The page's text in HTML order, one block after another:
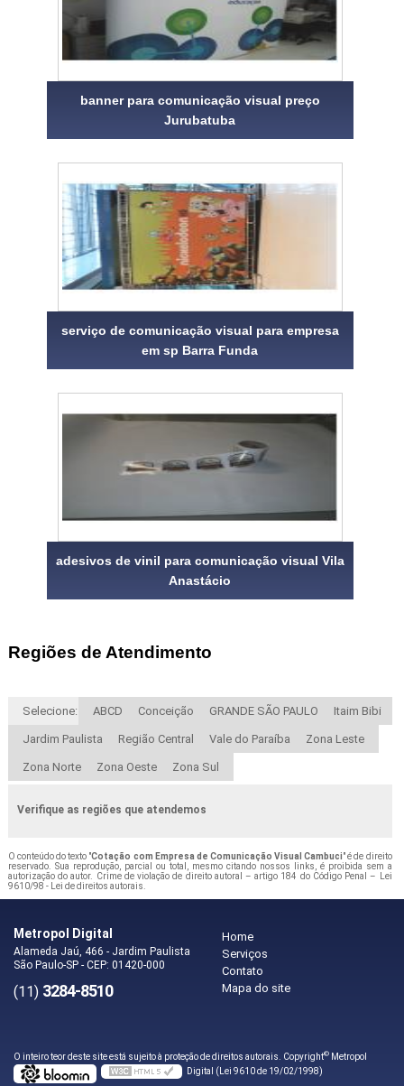
banner para comunicação visual preço
Jurubatuba
serviço de comunicação visual para empresa
em sp Barra Funda
adesivos de vinil para comunicação visual Vila
Anastácio
Regiões de Atendimento
Selecione: ABCD Conceição GRANDE SÃO PAULO Itaim Bibi
Jardim Paulista Região Central Vale do Paraíba Zona Leste
Zona Norte Zona Oeste Zona Sul
Verifique as regiões que atendemos
O conteúdo do texto "Cotação com Empresa de Comunicação Visual Cambuci" é de direito
reservado. Sua reprodução, parcial ou total, mesmo citando nossos links, é proibida sem a
autorização do autor. Crime de violação de direito autoral – artigo 184 do Código Penal –
Lei
9610/98 - Lei de direitos autorais
Metropol Digital
Alameda Jaú, 466 - Jardim Paulista
São Paulo-SP - CEP: 01420-000
(11) 3284-8510
Home
Serviços
Contato
Mapa do site
O inteiro teor deste site está sujeito à proteção de direitos autorais. Copyright© Metropol
Digital (Lei 9610 de 19/02/1998)